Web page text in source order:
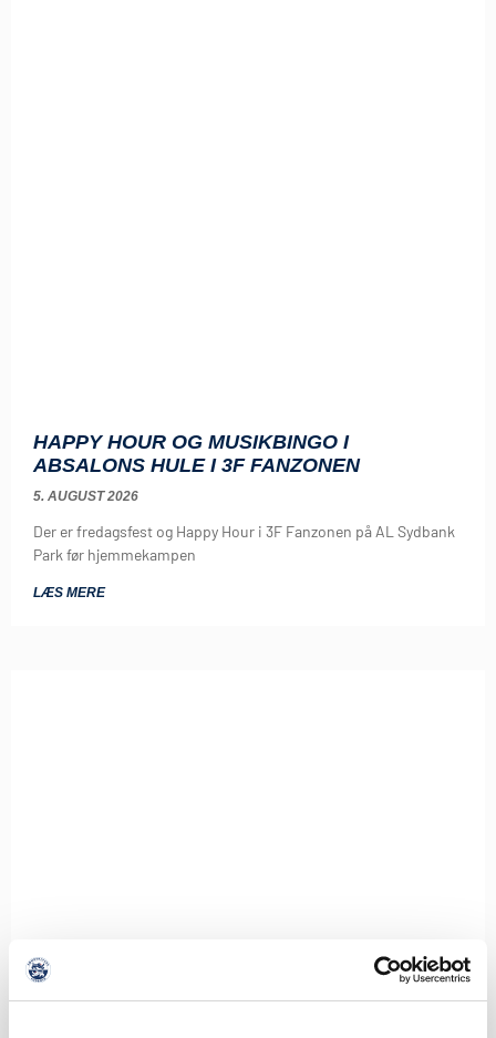
HAPPY HOUR OG MUSIKBINGO I
ABSALONS HULE I 3F FANZONEN
5. AUGUST 2026
Der er fredagsfest og Happy Hour i 3F Fanzonen på AL Sydbank
Park før hjemmekampen
LÆS MERE